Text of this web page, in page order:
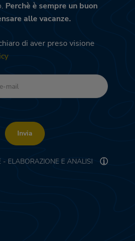
Perchè è sempre un buon
alle vacanze.
di aver preso visione
Invia
- ELABORAZIONE E ANALISI